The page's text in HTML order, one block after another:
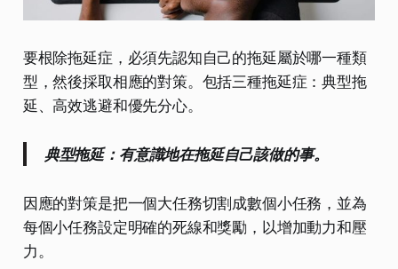
要根除拖延症，必須先認知自己的拖延屬於哪一種類
型，然後採取相應的對策。包括三種拖延症：典型拖
延、高效逃避和優先分心。
典型拖延：有意識地在拖延自己該做的事。
因應的對策是把一個大任務切割成數個小任務，並為
每個小任務設定明確的死線和獎勵，以增加動力和壓
力。